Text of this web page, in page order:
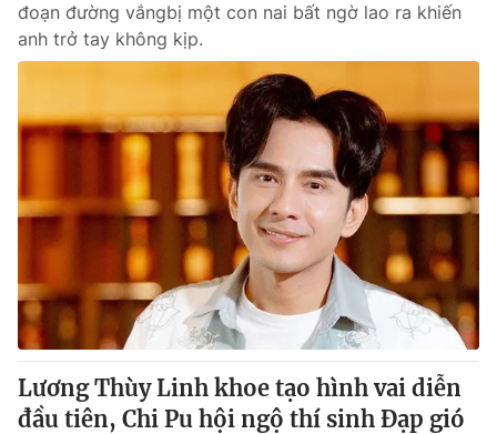
đoạn đường vắngbị một con nai bất ngờ lao ra khiến
anh trở tay không kịp.
Lương Thùy Linh khoe tạo hình vai diễn
đầu tiên, Chi Pu hội ngộ thí sinh Đạp gió